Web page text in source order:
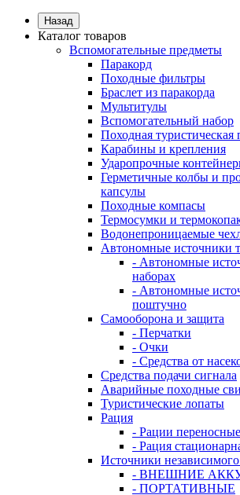
Назад
Каталог товаров
Вспомогательные предметы
Паракорд
Походные фильтры
Браслет из паракорда
Мультитулы
Вспомогательный набор
Походная туристическая
Карабины и крепления
Ударопрочные
Герметичные колбы и
капсулы
Походные компасы
Термосумки и
Водонепроницаемые
Автономные источники
- Автономные
наборах
- Автономные
поштучно
Самооборона и защита
- Перчатки
- Очки
- Средства от
Средства подачи сигнала
Аварийные походные
Туристические лопаты
Рация
- Рации переносные
- Рация
Источники
- ВНЕШНИЕ
- ПОРТАТИВНЫЕ